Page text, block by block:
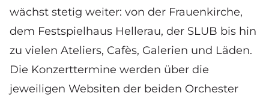
wächst stetig weiter: von der Frauenkirche,
dem Festspielhaus Hellerau, der SLUB bis hin
zu vielen Ateliers, Cafès, Galerien und Läden.
Die Konzerttermine werden über die
jeweiligen Websiten der beiden Orchester